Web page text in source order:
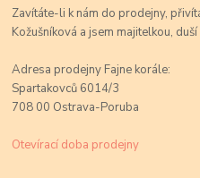
Zavítáte-li k nám do prodejny,
Kožušníková a jsem majitelkou,
Adresa prodejny Fajne korále:
Spartakovců 6014/3
708 00 Ostrava-Poruba
Otevírací doba prodejny